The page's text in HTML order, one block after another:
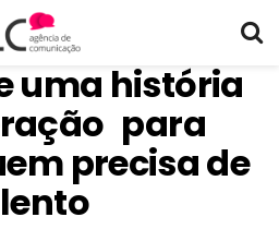
uma história
para
precisa de